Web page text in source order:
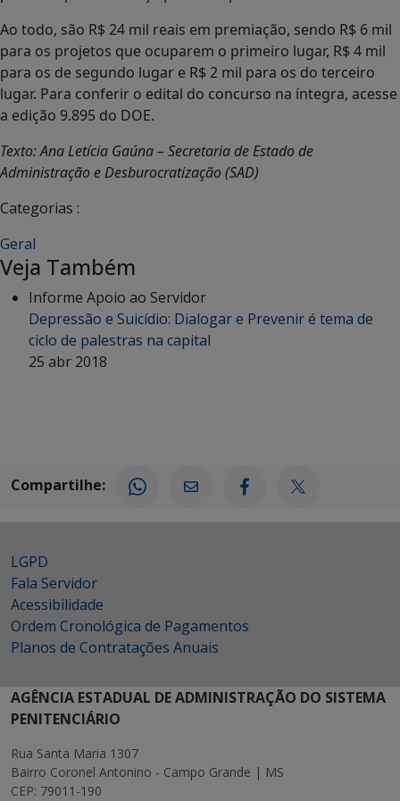
Ao todo, são R$ 24 mil reais em premiação, sendo R$ 6 mil
para os projetos que ocuparem o primeiro lugar, R$ 4 mil
para os de segundo lugar e R$ 2 mil para os do terceiro
lugar. Para conferir o edital do concurso na íntegra, acesse
a edição 9.895 do DOE.
Texto: Ana Letícia Gaúna – Secretaria de Estado de
Administração e Desburocratização (SAD)
Categorias :
Geral
Veja Também
Informe Apoio ao Servidor
Depressão e Suicídio: Dialogar e Prevenir é tema de
ciclo de palestras na capital
25 abr 2018
Compartilhe:
LGPD
Fala Servidor
Acessibilidade
Ordem Cronológica de Pagamentos
Planos de Contratações Anuais
AGÊNCIA ESTADUAL DE ADMINISTRAÇÃO DO SISTEMA
PENITENCIÁRIO
Rua Santa Maria 1307
Bairro Coronel Antonino - Campo Grande | MS
CEP: 79011-190